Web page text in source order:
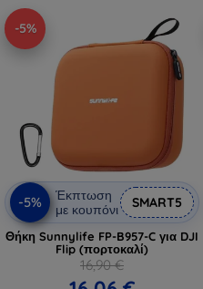
-5%
-5%
Έκπτωση
με κουπόνι
SMART5
Θήκη Sunnylife FP-B957-C για DJI
Flip (πορτοκαλί)
16,90 €